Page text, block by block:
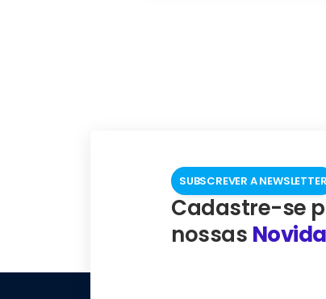
SUBSCREVER A NEWSLETTER
Cadastre-se
nossas